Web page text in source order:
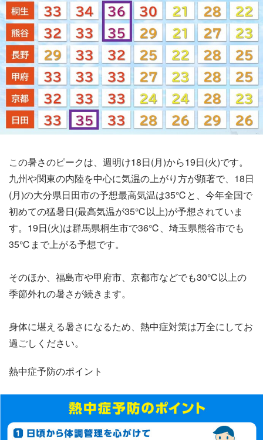
この暑さのピークは、週明け18日(月)から19日(火)です。
九州や関東の内陸を中心に気温の上がり方が顕著で、18日
(月)の大分県日田市の予想最高気温は35℃と、今年全国で
初めての猛暑日(最高気温が35℃以上)が予想されていま
す。19日(火)は群馬県桐生市で36℃、埼玉県熊谷市でも
35℃まで上がる予想です。
そのほか、福島市や甲府市、京都市などでも30℃以上の
季節外れの暑さが続きます。
身体に堪える暑さになるため、熱中症対策は万全にしてお
過ごしください。
熱中症予防のポイント